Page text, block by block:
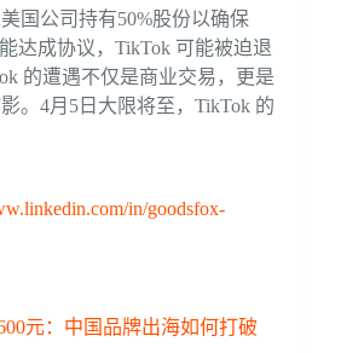
国公司持有50%股份以确保
达成协议，TikTok 可能被迫退
的遭遇不仅是商业交易，更是
。4月5日大限将至，TikTok 的
in/goodsfox-
元：中国品牌出海如何打破